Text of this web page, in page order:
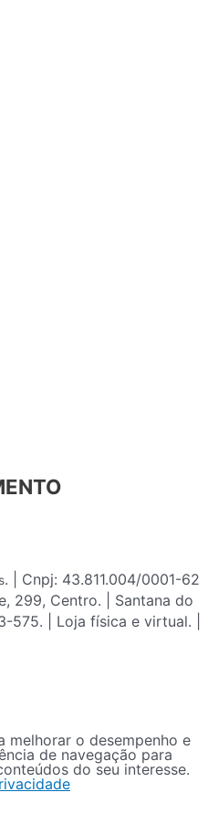
. | Cnpj: 43.811.004/0001-62
299, Centro. | Santana do
575. | Loja física e virtual. |
melhorar o desempenho e
de navegação para
do seu interesse.